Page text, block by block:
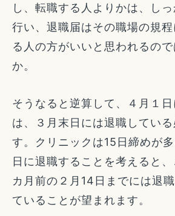
し、転職する人よりかは、し
行い、退職届はその職場の規
る人の方がいいと思われるの
か。
そうなると逆算して、４月１
は、３月末日には退職している
す。クリニックは15日締めが
日に退職することを考えると
カ月前の２月14日までには退
ていることが望まれます。